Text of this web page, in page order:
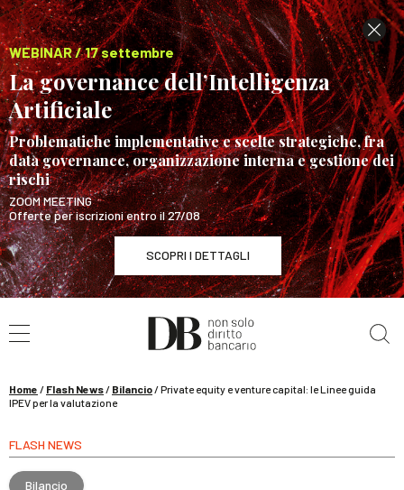
WEBINAR / 17 settembre
La governance dell’Intelligenza
Artificiale
Problematiche implementative e scelte strategiche, fra
data governance, organizzazione interna e gestione dei
rischi
ZOOM MEETING
Offerte per iscrizioni entro il 27/08
SCOPRI I DETTAGLI
WEBINAR / 17 settembre
La governance dell’Intelligenza Artificiale
Home / Flash News/ Bilancio/Private equity e venture capital: le Linee guida
IPEV per la valutazione
FLASH NEWS
Bilancio